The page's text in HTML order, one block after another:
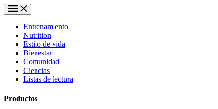
Entrenamiento
Nutrition
Estilo de vida
Bienestar
Comunidad
Ciencias
Listas de lectura
Productos